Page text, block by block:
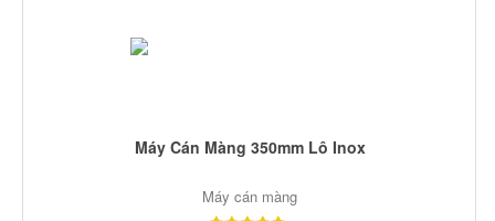
Máy Cán Màng 350mm Lô Inox
Máy cán màng